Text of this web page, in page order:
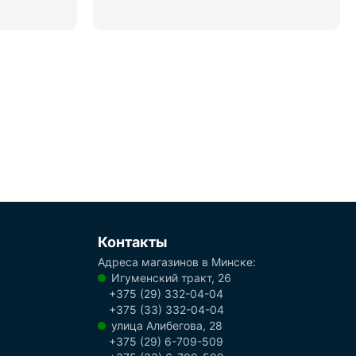
Контакты
Адреса магазинов в Минске:
Игуменский тракт, 26
+375 (29) 332-04-04
+375 (33) 332-04-04
улица Алибегова, 28
+375 (29) 6-709-509